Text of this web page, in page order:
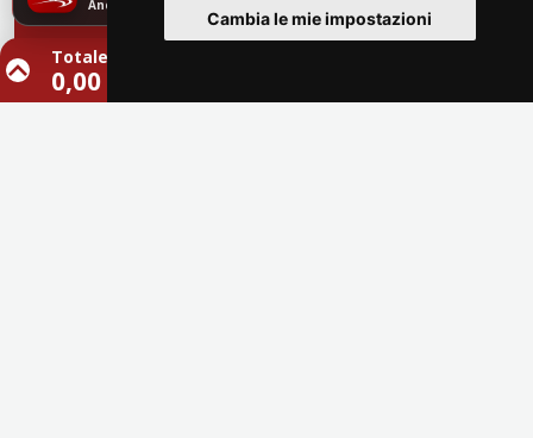
Cambia le mie impostazioni
Totale
0,00 €
Contattaci
Anche offline, senza registrazione.